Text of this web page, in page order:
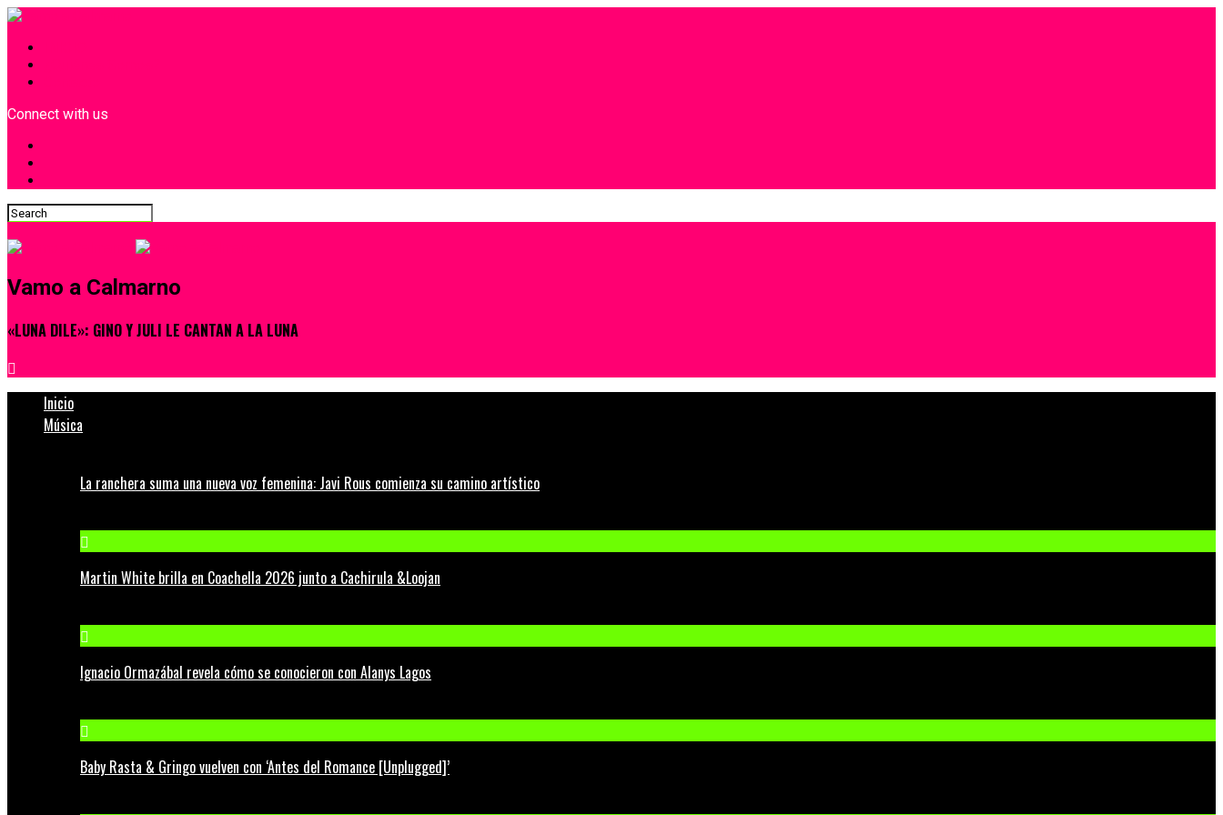
Connect with us
Vamo a Calmarno
«LUNA DILE»: GINO Y JULI LE CANTAN A LA LUNA
Inicio
Música
La ranchera suma una nueva voz femenina: Javi Rous comienza su camino artístico
Martin White brilla en Coachella 2026 junto a Cachirula &Loojan
Ignacio Ormazábal revela cómo se conocieron con Alanys Lagos
Baby Rasta & Gringo vuelven con ‘Antes del Romance [Unplugged]’